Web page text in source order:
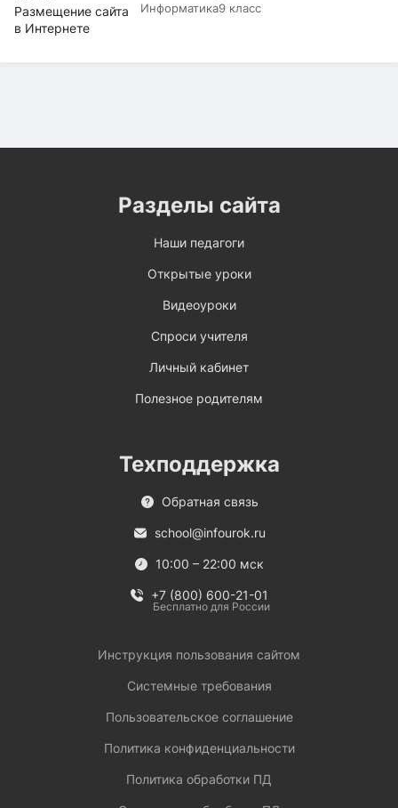
Информатика9 класс
Разделы сайта
Наши педагоги
Открытые уроки
Видеоуроки
Спроси учителя
Личный кабинет
Полезное родителям
Техподдержка
Обратная связь
school@infourok.ru
10:00 – 22:00 мск
+7 (800) 600-21-01
Бесплатно для России
Инструкция пользования сайтом
Системные требования
Пользовательское соглашение
Политика конфиденциальности
Политика обработки ПД